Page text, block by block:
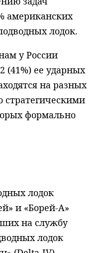
американских
лодок.
у России
ее ударных
на разных
формально
лодок
и «Борей-А»
на службу
лодок